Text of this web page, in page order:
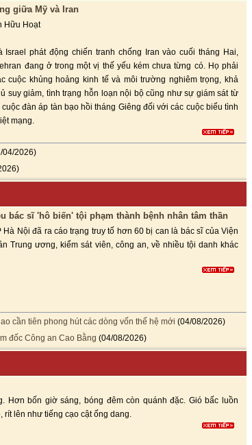
giữa Mỹ và Iran
Hữu Hoạt
Israel phát động chiến tranh chống Iran vào cuối tháng Hai,
đang ở trong một vị thế yếu kém chưa từng có. Họ phải
cuộc khủng hoảng kinh tế và môi trường nghiêm trọng, khả
suy giảm, tình trạng hỗn loạn nội bộ cũng như sự giám sát từ
đàn áp tàn bạo hồi tháng Giêng đối với các cuộc biểu tình
mạng.
04/2026)
bác sĩ 'hô biến' tội phạm thành bệnh nhân tâm thần
Hà Nội đã ra cáo trạng truy tố hơn 60 bị can là bác sĩ của Viện
Trung ương, kiểm sát viên, công an, về nhiều tội danh khác
cần tiên phong hút các dòng vốn thế hệ mới (04/08/2026)
đốc Công an Cao Bằng (04/08/2026)
Hơn bốn giờ sáng, bóng đêm còn quánh đặc. Gió bấc luồn
rít lên như tiếng cạo cật ống dang.